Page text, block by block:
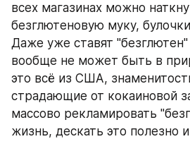
всех магазинах можно
безглютеновую муку,
Даже уже ставят "безглютен"
вообще не может быть в
это всё из США,
страдающие от кокаиновой
массово рекламировать
жизнь, дескать это полезно